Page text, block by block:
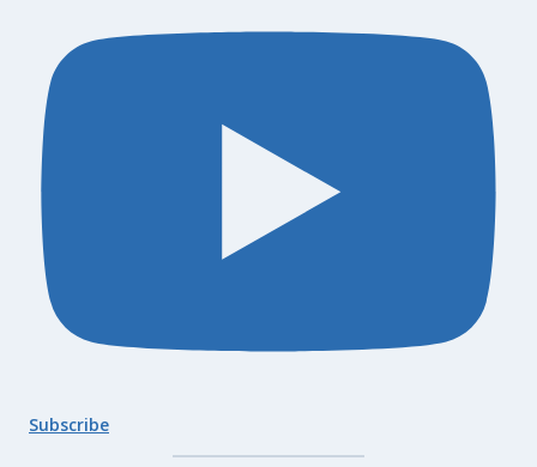
Subscribe